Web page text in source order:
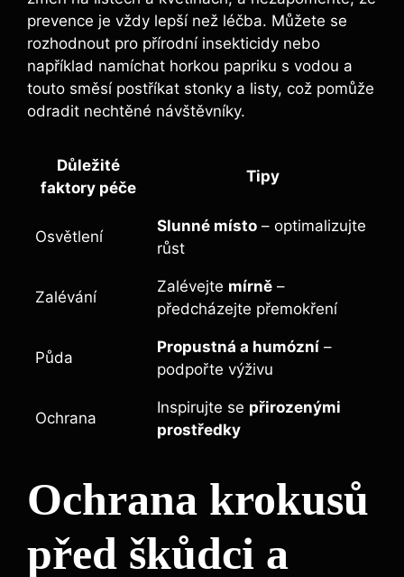
prevence je vždy lepší než léčba. Můžete se
rozhodnout pro přírodní insekticidy nebo
například namíchat horkou papriku s vodou a
touto směsí postříkat stonky a listy, což pomůže
odradit nechtěné návštěvníky.
Důležité
faktory péče
Tipy
Osvětlení
Slunné místo – optimalizujte
růst
Zalévání
Zalévejte mírně –
předcházejte přemokření
Půda
Propustná a humózní –
podpořte výživu
Ochrana
Inspirujte se přirozenými
prostředky
Ochrana krokusů
před škůdci a